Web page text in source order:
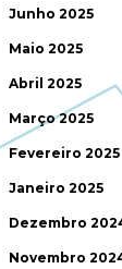
Junho 2025
Maio 2025
Abril 2025
Março 2025
Fevereiro 2025
Janeiro 2025
Dezembro
Novembro